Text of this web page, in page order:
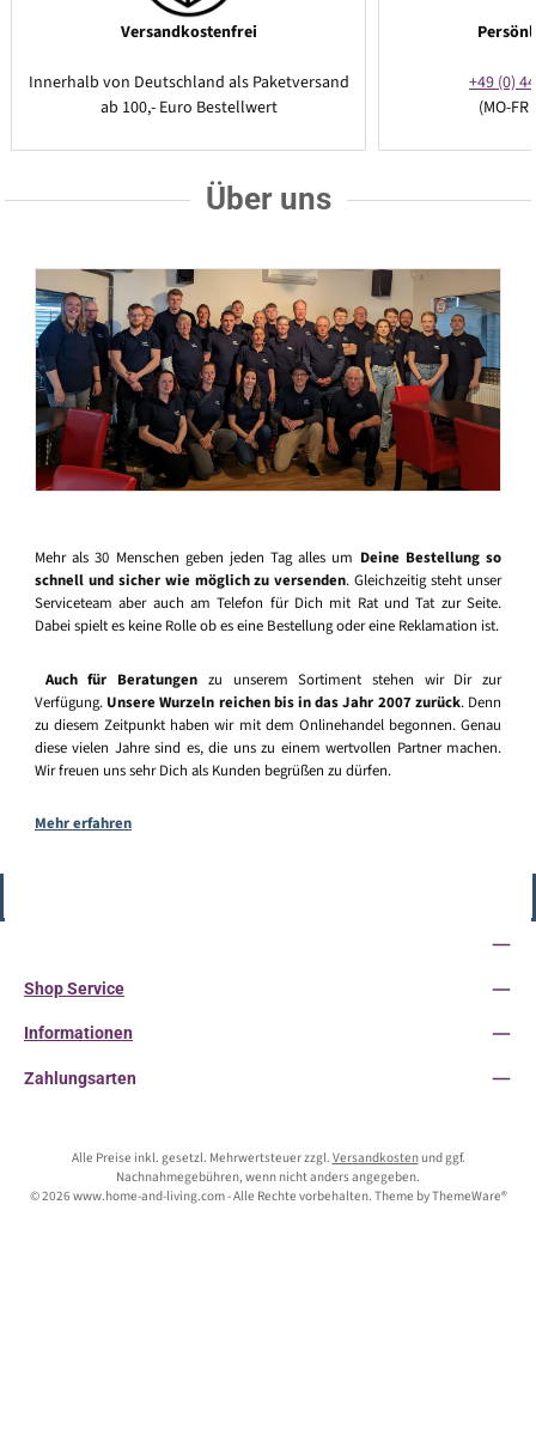
Versandkostenfrei
Innerhalb von Deutschland als Paketversand
ab 100,- Euro Bestellwert
+49 (0)
(MO-
Über uns
Mehr als 30 Menschen geben jeden Tag alles um Deine Bestellung so
schnell und sicher wie möglich zu versenden. Gleichzeitig steht unser
Serviceteam aber auch am Telefon für Dich mit Rat und Tat zur Seite.
Dabei spielt es keine Rolle ob es eine Bestellung oder eine Reklamation ist.
Auch für Beratungen zu unserem Sortiment stehen wir Dir zur
Verfügung. Unsere Wurzeln reichen bis in das Jahr 2007 zurück. Denn
zu diesem Zeitpunkt haben wir mit dem Onlinehandel begonnen. Genau
diese vielen Jahre sind es, die uns zu einem wertvollen Partner machen.
Wir freuen uns sehr Dich als Kunden begrüßen zu dürfen.
Mehr erfahren
Shop Service
Informationen
Zahlungsarten
Alle Preise inkl. gesetzl. Mehrwertsteuer zzgl. Versandkostenund ggf.
Nachnahmegebühren, wenn nicht anders angegeben.
© 2026 www.home-and-living.com - Alle Rechte vorbehalten. Theme byThemeWare®